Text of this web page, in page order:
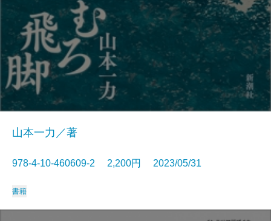
山本一力／著
978-4-10-460609-2 2,200円 2023/05/31
書籍